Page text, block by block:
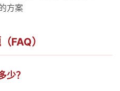
方案
FAQ）
少？